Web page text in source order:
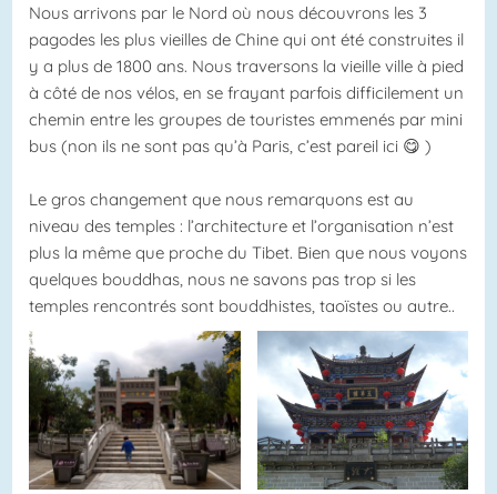
Nous arrivons par le Nord où nous découvrons les 3
pagodes les plus vieilles de Chine qui ont été construites il
y a plus de 1800 ans. Nous traversons la vieille ville à pied
à côté de nos vélos, en se frayant parfois difficilement un
chemin entre les groupes de touristes emmenés par mini
bus (non ils ne sont pas qu’à Paris, c’est pareil ici 😋 )
Le gros changement que nous remarquons est au
niveau des temples : l’architecture et l’organisation n’est
plus la même que proche du Tibet. Bien que nous voyons
quelques bouddhas, nous ne savons pas trop si les
temples rencontrés sont bouddhistes, taoïstes ou autre..